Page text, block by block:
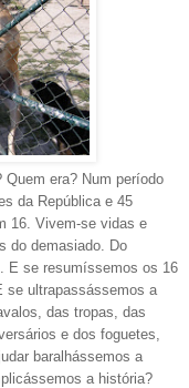
era? Num período
da República e 45
16. Vivem-se vidas e
do demasiado. Do
E se resumíssemos os 16
se ultrapassássemos a
das tropas, das
e dos foguetes,
baralhássemos a
a história?